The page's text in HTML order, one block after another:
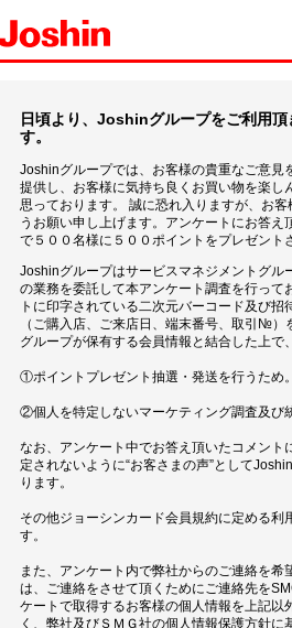
日頃より、Joshinグループをご利用頂
す。
Joshinグループでは、お客様の貴重なご意見
提供し、お客様に気持ち良くお買い物を楽し
思っております。 誠に恐れ入りますが、お
うお願い申し上げます。アンケートにお答え
で５００名様に５００ポイントをプレゼント
Joshinグループはサービスマネジメントグル
の業務を委託して本アンケート調査を行って
トに印字されている二次元バーコード及び
（ご購入店、ご来店日、端末番号、取引№
グループが保有する会員情報と結合した上で
①ポイントプレゼント抽選・発送を行うため。
②個人を特定しないマーケティング調査及び
なお、アンケート中でお答え頂いたコメント
定されないように“お客さまの声”として
ります。
その他ジョーシンカード会員規約に定める利
す。
また、アンケート内で弊社からのご連絡を希
は、ご連絡をさせて頂くためにご連絡先を
ケートで取得するお客様の個人情報を上記以
く、弊社及びＳＭＧ社の個人情報保護方針に